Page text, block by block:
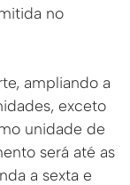
no
ampliando a
exceto
unidade de
será até as
a sexta e